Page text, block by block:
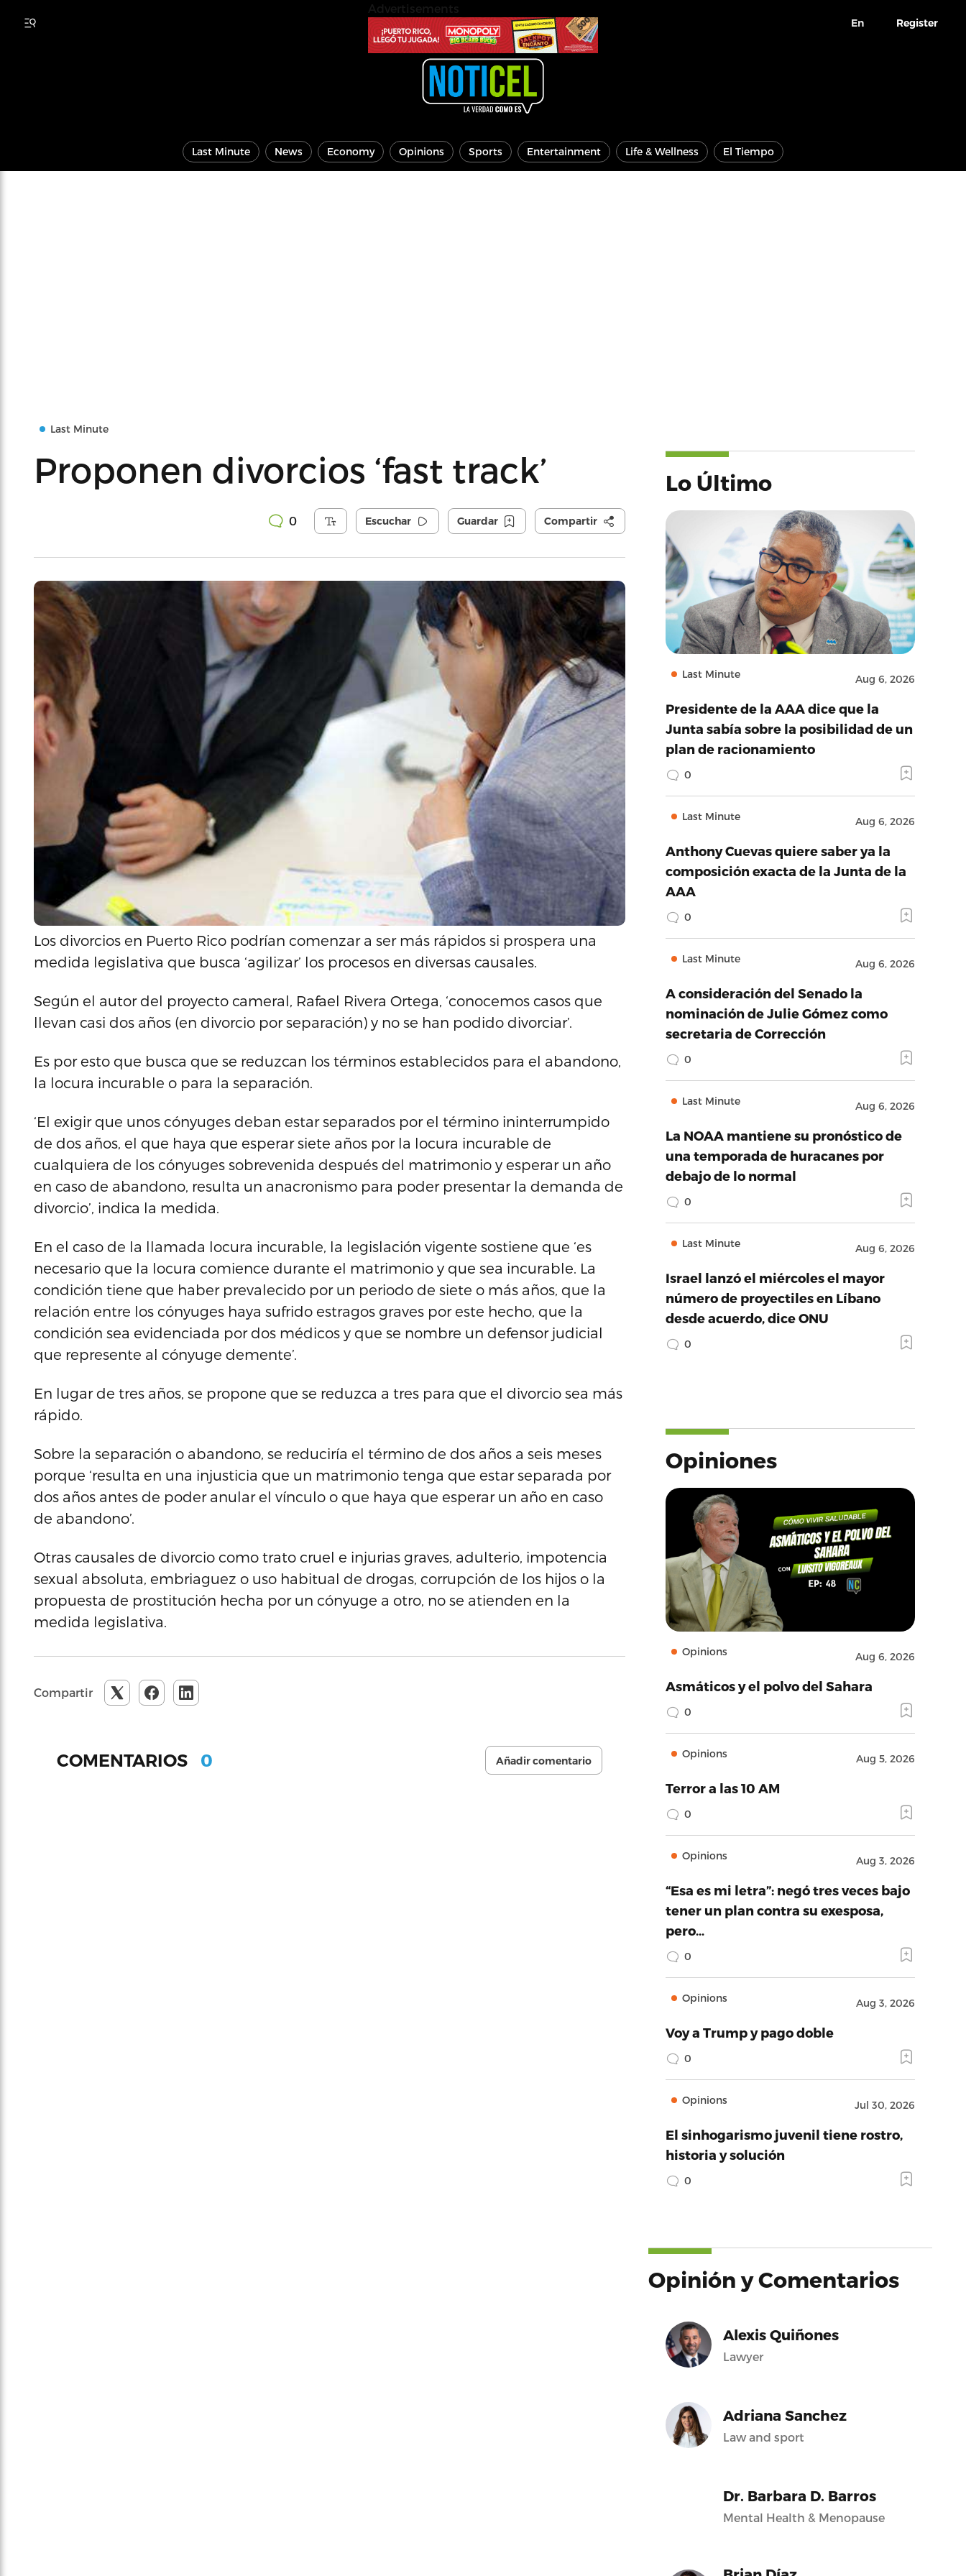
En Register
Last Minute News Economy Opinions Sports Entertainment Life & Wellness El Tiempo
Last Minute
Proponen divorcios ‘fast track’
0 Escuchar Guardar Compartir
Los divorcios en Puerto Rico podrían comenzar a ser más rápidos si prospera una
medida legislativa que busca ‘agilizar’ los procesos en diversas causales.
Según el autor del proyecto cameral, Rafael Rivera Ortega, ‘conocemos casos que
llevan casi dos años (en divorcio por separación) y no se han podido divorciar’.
Es por esto que busca que se reduzcan los términos establecidos para el abandono,
la locura incurable o para la separación.
‘El exigir que unos cónyuges deban estar separados por el término ininterrumpido
de dos años, el que haya que esperar siete años por la locura incurable de
cualquiera de los cónyuges sobrevenida después del matrimonio y esperar un año
en caso de abandono, resulta un anacronismo para poder presentar la demanda de
divorcio’, indica la medida.
En el caso de la llamada locura incurable, la legislación vigente sostiene que ‘es
necesario que la locura comience durante el matrimonio y que sea incurable. La
condición tiene que haber prevalecido por un periodo de siete o más años, que la
relación entre los cónyuges haya sufrido estragos graves por este hecho, que la
condición sea evidenciada por dos médicos y que se nombre un defensor judicial
que represente al cónyuge demente’.
En lugar de tres años, se propone que se reduzca a tres para que el divorcio sea más
rápido.
Sobre la separación o abandono, se reduciría el término de dos años a seis meses
porque ‘resulta en una injusticia que un matrimonio tenga que estar separada por
dos años antes de poder anular el vínculo o que haya que esperar un año en caso
de abandono’.
Otras causales de divorcio como trato cruel e injurias graves, adulterio, impotencia
sexual absoluta, embriaguez o uso habitual de drogas, corrupción de los hijos o la
propuesta de prostitución hecha por un cónyuge a otro, no se atienden en la
medida legislativa.
Compartir
COMENTARIOS 0 Añadir comentario
Lo Último
Last Minute Aug 6, 2026
Presidente de la AAA dice que la
Junta sabía sobre la posibilidad de un
plan de racionamiento
0
Last Minute Aug 6, 2026
Anthony Cuevas quiere saber ya la
composición exacta de la Junta de la
AAA
0
Last Minute Aug 6, 2026
A consideración del Senado la
nominación de Julie Gómez como
secretaria de Corrección
0
Last Minute Aug 6, 2026
La NOAA mantiene su pronóstico de
una temporada de huracanes por
debajo de lo normal
0
Last Minute Aug 6, 2026
Israel lanzó el miércoles el mayor
número de proyectiles en Líbano
desde acuerdo, dice ONU
0
Opiniones
Opinions Aug 6, 2026
Asmáticos y el polvo del Sahara
0
Opinions Aug 5, 2026
Terror a las 10 AM
0
Opinions Aug 3, 2026
“Esa es mi letra”: negó tres veces bajo
tener un plan contra su exesposa,
pero…
0
Opinions Aug 3, 2026
Voy a Trump y pago doble
0
Opinions Jul 30, 2026
El sinhogarismo juvenil tiene rostro,
historia y solución
0
Opinión y Comentarios
Alexis Quiñones
Lawyer
Adriana Sanchez
Law and sport
Dr. Barbara D. Barros
Mental Health & Menopause